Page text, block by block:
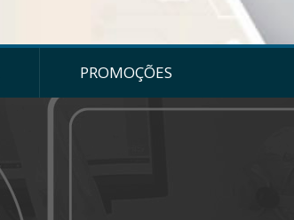
PROMOÇÕES